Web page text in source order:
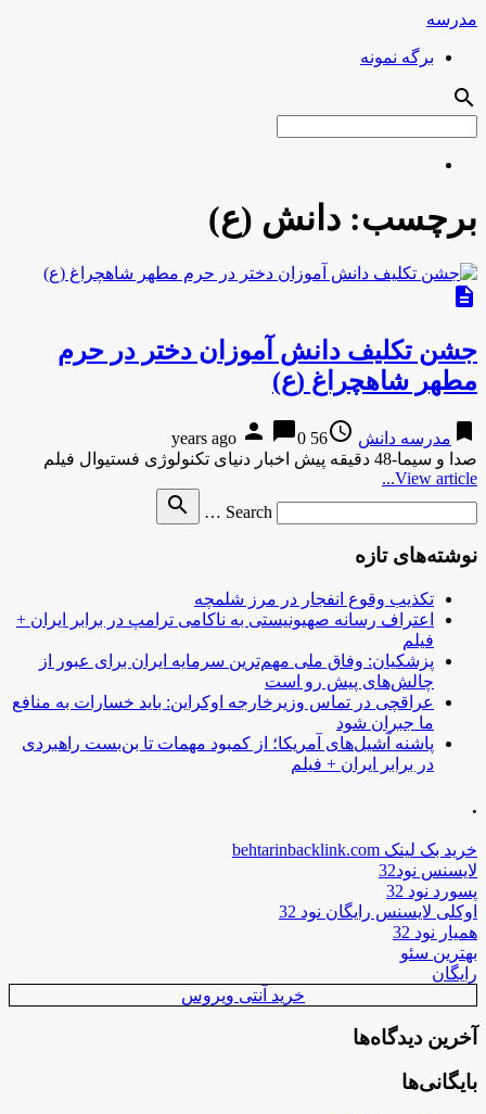
مدرسه
برگه نمونه
search
برچسب: دانش (ع)
description
جشن تکلیف دانش آموزان دختر در حرم
مطهر شاهچراغ (ع)
bookmark مدرسه دانش access_time
56 years ago
person chat_bubble0
صدا و سیما-48 دقیقه پیش اخبار دنیای تکنولوژی فستیوال فیلم
View article...
Search …
search
نوشته‌های تازه
تکذیب وقوع انفجار در مرز شلمچه
اعتراف رسانه صهیونیستی به ناکامی ترامپ در برابر ایران +
فیلم
پزشکیان: وفاق ملی مهم‌ترین سرمایه ایران برای عبور از
چالش‌های پیش رو است
عراقچی در تماس وزیرخارجه اوکراین: باید خسارات به منافع
ما جبران شود
پاشنه آشیل‌های آمریکا؛ از کمبود مهمات تا بن‌بست راهبردی
در برابر ایران + فیلم
.
خرید بک لینک behtarinbacklink.com
لایسنس نود32
پسورد نود 32
اوکلی لایسنس رایگان نود 32
همیار نود 32
بهترین سئو
رایگان
خرید آنتی ویروس
آخرین دیدگاه‌ها
بایگانی‌ها